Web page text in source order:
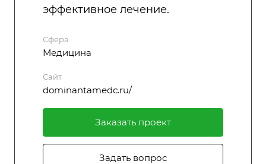
эффективное лечение.
Сфера
Медицина
Сайт
dominantamedc.ru/
Заказать проект
Задать вопрос